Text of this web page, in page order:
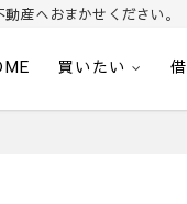
産へおまかせください。
買いたい